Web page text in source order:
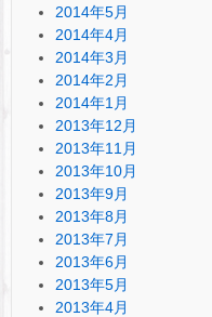
2014年5月
2014年4月
2014年3月
2014年2月
2014年1月
2013年12月
2013年11月
2013年10月
2013年9月
2013年8月
2013年7月
2013年6月
2013年5月
2013年4月